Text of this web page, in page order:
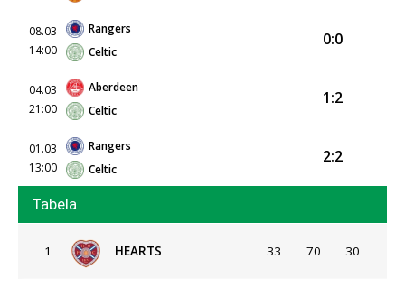
08.03
14:00
Rangers
Celtic
0:0
04.03
21:00
Aberdeen
Celtic
1:2
01.03
13:00
Rangers
Celtic
2:2
Tabela
1 HEARTS 33 70 30